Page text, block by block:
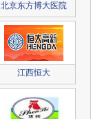
北京东方博大医院
江西恒大